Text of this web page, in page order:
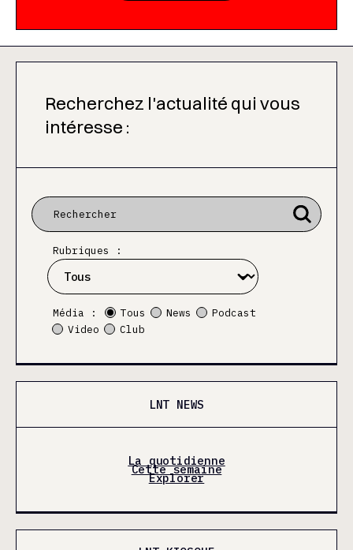
Recherchez l'actualité qui vous
intéresse :
Rubriques :
Média : Tous News
Podcast
Video
Club
LNT NEWS
La quotidienne
Cette semaine
Explorer